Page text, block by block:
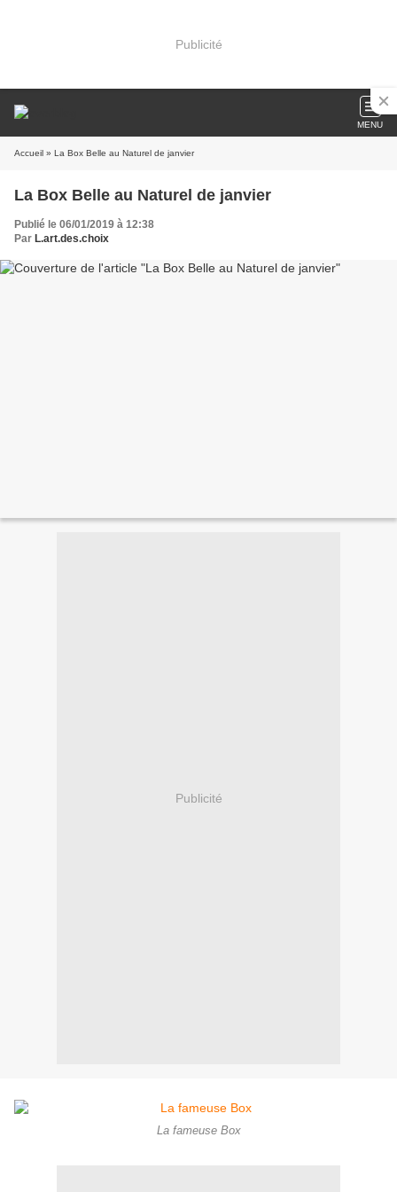
Publicité
MENU
Accueil » La Box Belle au Naturel de janvier
La Box Belle au Naturel de janvier
Publié le 06/01/2019 à 12:38
Par L.art.des.choix
Publicité
La fameuse Box